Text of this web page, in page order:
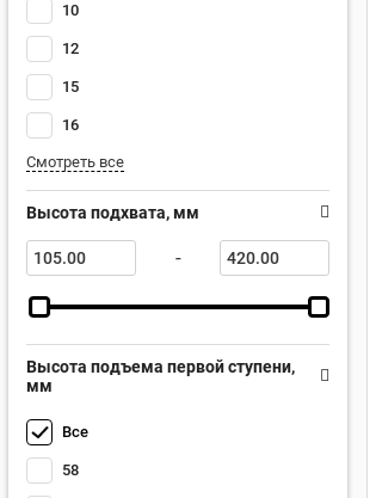
10
12
15
16
Смотреть все
Высота подхвата, мм
-
Высота подъема первой ступени,
мм
Все
58